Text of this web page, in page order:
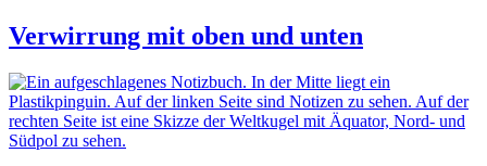
Verwirrung mit oben und unten